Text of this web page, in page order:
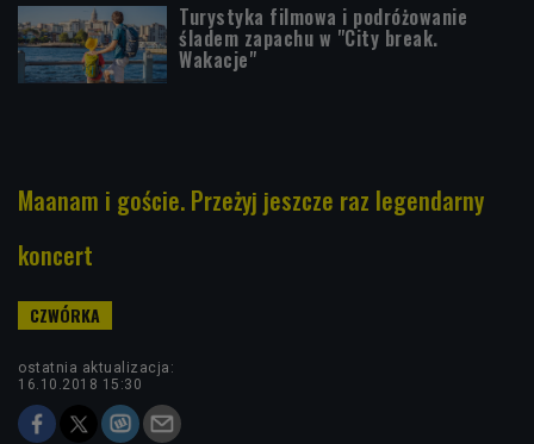
Turystyka filmowa i podróżowanie
śladem zapachu w "City break.
Wakacje"
Maanam i goście. Przeżyj jeszcze raz legendarny
koncert
ostatnia aktualizacja:
16.10.2018 15:30